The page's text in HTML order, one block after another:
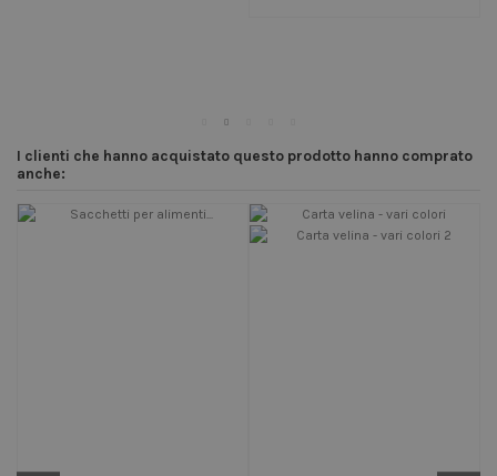
I clienti che hanno acquistato questo prodotto hanno comprato
anche: